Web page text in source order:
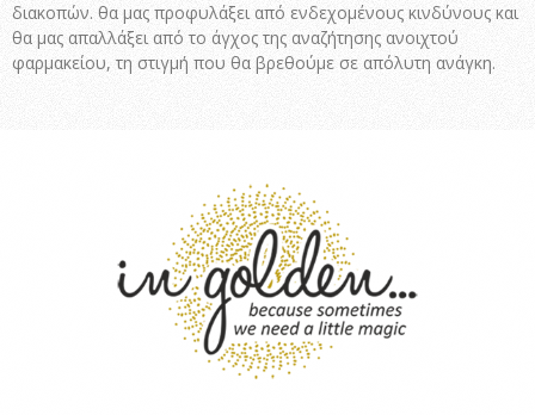
διακοπών. θα μας προφυλάξει από ενδεχομένους κινδύνους και
θα μας απαλλάξει από το άγχος της αναζήτησης ανοιχτού
φαρμακείου, τη στιγμή που θα βρεθούμε σε απόλυτη ανάγκη.